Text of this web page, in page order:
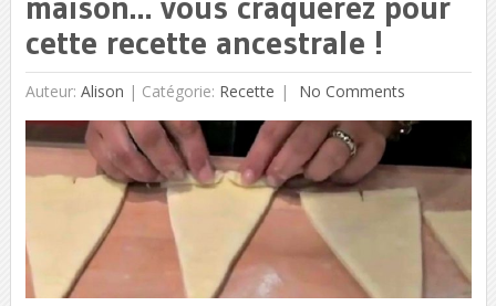
cette recette ancestrale !
Auteur: Alison | Catégorie: Recette No Comments